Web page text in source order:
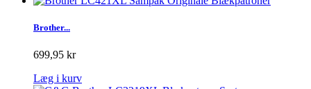
Brother...
699,95 kr
Læg i kurv